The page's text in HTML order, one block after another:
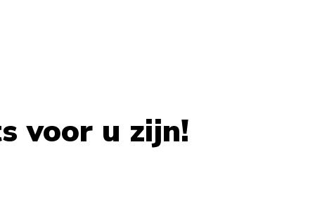
voor u zijn!
navigation using the skip links.